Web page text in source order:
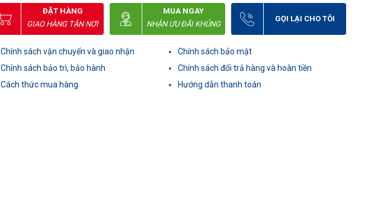
ĐẶT HÀNG
GIAO HÀNG TẬN NƠI
MUA NGAY
NHẬN ƯU ĐÃI KHỦNG
GỌI LẠI CHO TÔI
Chính sách vận chuyển và giao nhận
Chính sách bảo trì, bảo hành
Cách thức mua hàng
Chính sách bảo mật
Chính sách đổi trả hàng và hoàn tiền
Hướng dẫn thanh toán